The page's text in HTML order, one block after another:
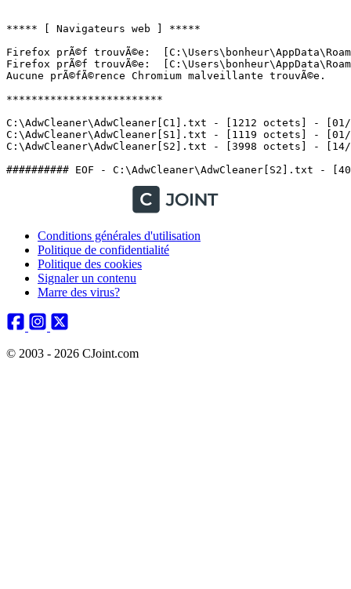
***** [ Navigateurs web ] *****
Firefox prÃ©f trouvÃ©e:
Firefox prÃ©f trouvÃ©e:
Aucune prÃ©fÃ©rence Chromium malveillante trouvÃ©e.
*************************
C:\AdwCleaner\AdwCleaner[C1].txt - [1212 octets] -
C:\AdwCleaner\AdwCleaner[S1].txt - [1119 octets] - [01/
C:\AdwCleaner\AdwCleaner[S2].txt - [3998 octets] - [14/
Conditions générales d'utilisation
Politique de confidentialité
Politique des cookies
Signaler un contenu
Marre des virus?
© 2003 - 2026 CJoint.com